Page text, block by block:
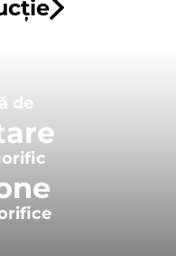
de